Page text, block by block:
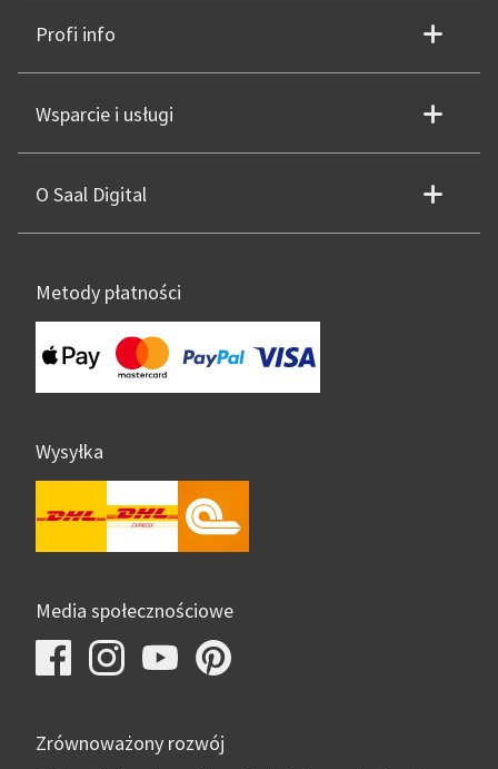
Profi info
Wsparcie i usługi
O Saal Digital
Metody płatności
Wysyłka
Media społecznościowe
Zrównoważony rozwój